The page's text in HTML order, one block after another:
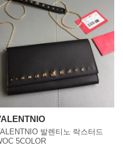
발렌티노 락스터드
5COLOR